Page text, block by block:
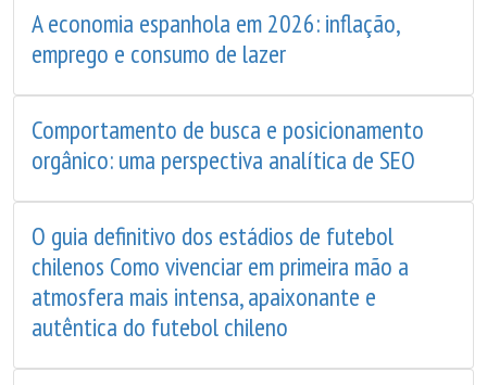
A economia espanhola em 2026: inflação,
emprego e consumo de lazer
Comportamento de busca e posicionamento
orgânico: uma perspectiva analítica de SEO
O guia definitivo dos estádios de futebol
chilenos Como vivenciar em primeira mão a
atmosfera mais intensa, apaixonante e
autêntica do futebol chileno